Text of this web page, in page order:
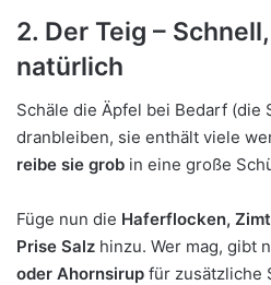
2. Der Teig –
natürlich
Schäle die Äpfel bei Bedarf (die
dranbleiben, sie enthält viele
reibe sie grob in eine große
Füge nun die Haferflocken,
Prise Salz hinzu. Wer mag, gibt
oder Ahornsirup für zusätzliche